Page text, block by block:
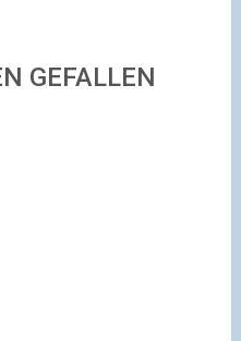
GEFALLEN